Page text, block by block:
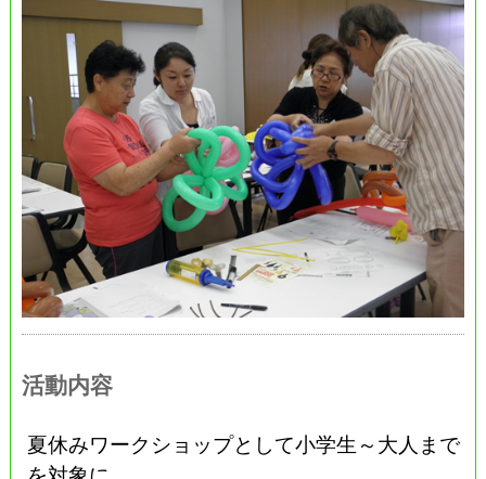
活動内容
夏休みワークショップとして小学生～大人まで